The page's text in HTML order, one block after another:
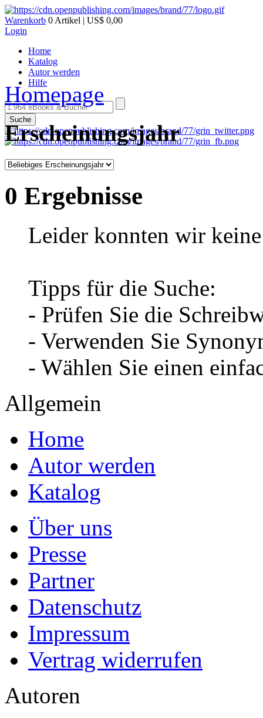
Warenkorb 0 Artikel | US$ 0,00
Login
Home
Katalog
Autor werden
Hilfe
Suche
Homepage
Erscheinungsjahr
0 Ergebnisse
Leider konnten wir
Tipps für die Suche:
- Prüfen Sie die
- Verwenden Sie
- Wählen Sie einen
Allgemein
Home
Autor werden
Katalog
Über uns
Presse
Partner
Datenschutz
Impressum
Vertrag widerrufen
Autoren